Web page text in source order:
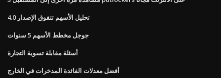
تحليل الأسهم تتفوق الإصدار 4.0
جوجل مخطط الأسهم 5 سنوات
أسئلة مقابلة تسوية التجارة
أفضل معدلات الفائدة المدخرات في الخارج